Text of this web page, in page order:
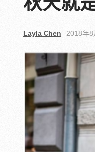
Layla Chen 2018年8